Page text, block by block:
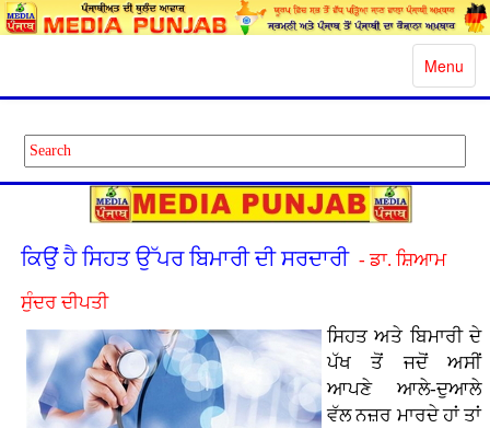
Toggle
Menu
ਕਿਉਂ ਹੈ ਸਿਹਤ ਉੱਪਰ ਬਿਮਾਰੀ ਦੀ ਸਰਦਾਰੀ - ਡਾ. ਸ਼ਿਆਮ
ਸੁੰਦਰ ਦੀਪਤੀ
ਸਿਹਤ ਅਤੇ ਬਿਮਾਰੀ ਦੇ
ਪੱਖ ਤੋਂ ਜਦੋਂ ਅਸੀਂ
ਆਪਣੇ ਆਲੇ-ਦੁਆਲੇ
ਵੱਲ ਨਜ਼ਰ ਮਾਰਦੇ ਹਾਂ ਤਾਂ